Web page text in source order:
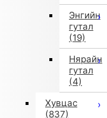
Энгийн
гутал
(19)
Нярайн
гутал
(4)
Хувцас
(837)